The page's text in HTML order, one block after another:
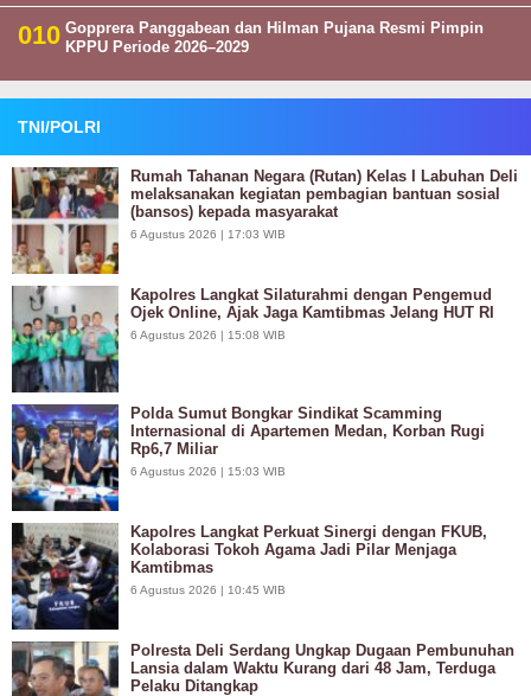
Gopprera Panggabean dan Hilman Pujana Resmi Pimpin
KPPU Periode 2026–2029
TNI/POLRI
Rumah Tahanan Negara (Rutan) Kelas I Labuhan Deli
melaksanakan kegiatan pembagian bantuan sosial
(bansos) kepada masyarakat
6 Agustus 2026 | 17:03 WIB
Kapolres Langkat Silaturahmi dengan Pengemud
Ojek Online, Ajak Jaga Kamtibmas Jelang HUT RI
6 Agustus 2026 | 15:08 WIB
Polda Sumut Bongkar Sindikat Scamming
Internasional di Apartemen Medan, Korban Rugi
Rp6,7 Miliar
6 Agustus 2026 | 15:03 WIB
Kapolres Langkat Perkuat Sinergi dengan FKUB,
Kolaborasi Tokoh Agama Jadi Pilar Menjaga
Kamtibmas
6 Agustus 2026 | 10:45 WIB
Polresta Deli Serdang Ungkap Dugaan Pembunuhan
Lansia dalam Waktu Kurang dari 48 Jam, Terduga
Pelaku Ditangkap